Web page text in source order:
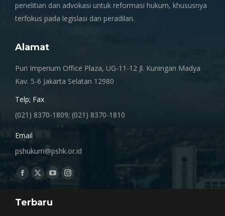
penelitian dan advokasi untuk reformasi hukum, khususnya
terfokus pada legislasi dan peradilan.
Alamat
Puri Imperium Office Plaza, UG-11-12 Jl. Kuningan Madya
Kav. 5-6 Jakarta Selatan 12980
Telp; Fax
(021) 8370-1809; (021) 8370-1810
Email
pshukum@pshk.or.id
Find us on:
Facebook
opens
X
opens
YouTube
opens
Instagram
Terbaru